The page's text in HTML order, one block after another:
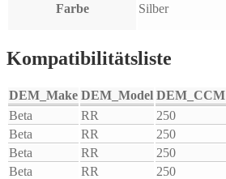
Farbe Silber
Kompatibilitätsliste
DEM_Make DEM_Model DEM_CCM
Beta
RR 250
Beta
RR 250
Beta
RR 250
Beta
RR 250